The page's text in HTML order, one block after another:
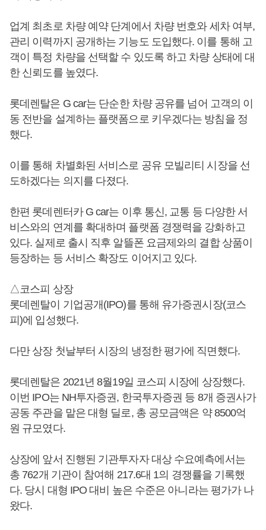
업계 최초로 차량 예약 단계에서 차량 번호와 세차 여부,
관리 이력까지 공개하는 기능도 도입했다. 이를 통해 고
객이 특정 차량을 선택할 수 있도록 하고 차량 상태에 대
한 신뢰도를 높였다.
롯데렌탈은 G car는 단순한 차량 공유를 넘어 고객의 이
동 전반을 설계하는 플랫폼으로 키우겠다는 방침을 정
했다.
이를 통해 차별화된 서비스로 공유 모빌리티 시장을 선
도하겠다는 의지를 다졌다.
한편 롯데렌터카 G car는 이후 통신, 교통 등 다양한 서
비스와의 연계를 확대하며 플랫폼 경쟁력을 강화하고
있다. 실제로 출시 직후 알뜰폰 요금제와의 결합 상품이
등장하는 등 서비스 확장도 이어지고 있다.
△코스피 상장
롯데렌탈이 기업공개(IPO)를 통해 유가증권시장(코스
피)에 입성했다.
다만 상장 첫날부터 시장의 냉정한 평가에 직면했다.
롯데렌탈은 2021년 8월19일 코스피 시장에 상장했다.
이번 IPO는 NH투자증권, 한국투자증권 등 8개 증권사가
공동 주관을 맡은 대형 딜로, 총 공모금액은 약 8500억
원 규모였다.
상장에 앞서 진행된 기관투자자 대상 수요예측에서는
총 762개 기관이 참여해 217.6대 1의 경쟁률을 기록했
다. 당시 대형 IPO 대비 높은 수준은 아니라는 평가가 나
왔다.